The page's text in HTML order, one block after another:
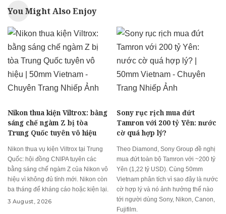
You Might Also Enjoy
Nikon thua kiện Viltrox: bằng
sáng chế ngàm Z bị tòa
Trung Quốc tuyên vô hiệu
Nikon thua vụ kiện Viltrox tại Trung
Quốc: hội đồng CNIPA tuyên các
bằng sáng chế ngàm Z của Nikon vô
hiệu vì không đủ tính mới. Nikon còn
ba tháng để kháng cáo hoặc kiện lại.
3 August, 2026
Sony rục rịch mua đứt
Tamron với 200 tỷ Yên: nước
cờ quá hợp lý?
Theo Diamond, Sony Group đề nghị
mua đứt toàn bộ Tamron với ~200 tỷ
Yên (1,22 tỷ USD). Cùng 50mm
Vietnam phân tích vì sao đây là nước
cờ hợp lý và nó ảnh hưởng thế nào
tới người dùng Sony, Nikon, Canon,
Fujifilm.